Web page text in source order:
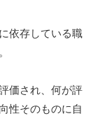
依存している職
価され、何が評
性そのものに自